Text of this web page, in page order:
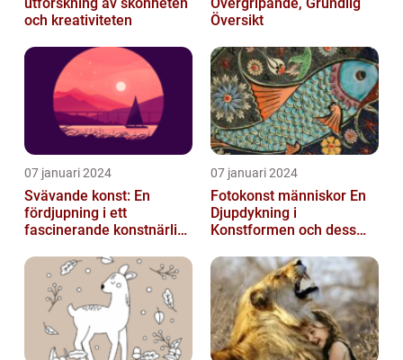
och kreativiteten
Översikt
07 januari 2024
Svävande konst: En
fördjupning i ett
fascinerande konstnärligt
07 januari 2024
Fotokonst människor En
Djupdykning i
Konstformen och dess